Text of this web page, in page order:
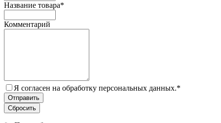
Название товара*
Комментарий
Я согласен на обработку персональных данных.*